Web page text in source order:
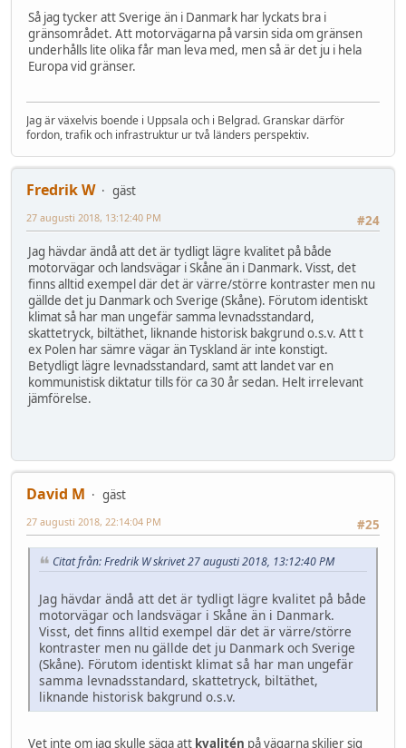
Så jag tycker att Sverige än i Danmark har lyckats bra i
gränsområdet. Att motorvägarna på varsin sida om gränsen
underhålls lite olika får man leva med, men så är det ju i hela
Europa vid gränser.
Jag är växelvis boende i Uppsala och i Belgrad. Granskar därför
fordon, trafik och infrastruktur ur två länders perspektiv.
Fredrik W
gäst
#24
27 augusti 2018, 13:12:40 PM
Jag hävdar ändå att det är tydligt lägre kvalitet på både
motorvägar och landsvägar i Skåne än i Danmark. Visst, det
finns alltid exempel där det är värre/större kontraster men nu
gällde det ju Danmark och Sverige (Skåne). Förutom identiskt
klimat så har man ungefär samma levnadsstandard,
skattetryck, biltäthet, liknande historisk bakgrund o.s.v. Att t
ex Polen har sämre vägar än Tyskland är inte konstigt.
Betydligt lägre levnadsstandard, samt att landet var en
kommunistisk diktatur tills för ca 30 år sedan. Helt irrelevant
jämförelse.
David M
gäst
#25
27 augusti 2018, 22:14:04 PM
Citat från: Fredrik W skrivet 27 augusti 2018, 13:12:40 PM
Jag hävdar ändå att det är tydligt lägre kvalitet på både
motorvägar och landsvägar i Skåne än i Danmark.
Visst, det finns alltid exempel där det är värre/större
kontraster men nu gällde det ju Danmark och Sverige
(Skåne). Förutom identiskt klimat så har man ungefär
samma levnadsstandard, skattetryck, biltäthet,
liknande historisk bakgrund o.s.v.
Vet inte om jag skulle säga att kvalitén på vägarna skiljer sig